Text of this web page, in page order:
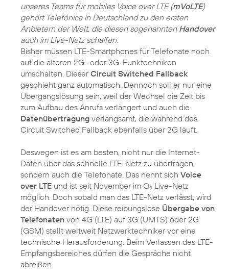
unseres Teams für mobiles Voice over LTE (mVoLTE)
gehört Telefónica in Deutschland zu den ersten
Anbietern der Welt, die diesen sogenannten Handover
auch im Live-Netz schaffen.
Bisher müssen LTE-Smartphones für Telefonate noch
auf die älteren 2G- oder 3G-Funktechniken
umschalten. DieserCircuit Switched Fallback
geschieht ganz automatisch. Dennoch soll er nur eine
Übergangslösung sein, weil der Wechsel die Zeit bis
zum Aufbau des Anrufs verlängert und auch die
Datenübertragung verlangsamt, die während des
Circuit Switched Fallback ebenfalls über 2G läuft.
Deswegen ist es am besten, nicht nur die Internet-
Daten über das schnelle LTE-Netz zu übertragen,
sondern auch die Telefonate. Das nennt sich Voice
over LTE und ist seit Novemberim O2 Live-Netz
möglich. Doch sobald man das LTE-Netz verlässt, wird
der Handover nötig. Diese reibungslose Übergabe von
Telefonaten von 4G (LTE) auf 3G (UMTS) oder 2G
(GSM) stellt weltweit Netzwerktechniker vor eine
technische Herausforderung: Beim Verlassen des LTE-
Empfangsbereiches dürfen die Gespräche nicht
abreißen.